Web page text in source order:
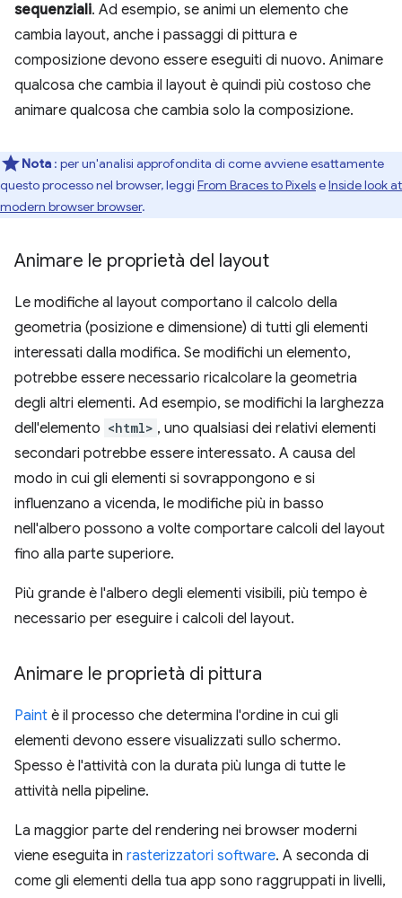
sequenziali. Ad esempio, se animi un elemento che
cambia layout, anche i passaggi di pittura e
composizione devono essere eseguiti di nuovo. Animare
qualcosa che cambia il layout è quindi più costoso che
animare qualcosa che cambia solo la composizione.
Nota : per un'analisi approfondita di come avviene esattamente
questo processo nel browser, leggi From Braces to PixelseInside look at
modern browser browser.
Animare le proprietà del layout
Le modifiche al layout comportano il calcolo della
geometria (posizione e dimensione) di tutti gli elementi
interessati dalla modifica. Se modifichi un elemento,
potrebbe essere necessario ricalcolare la geometria
degli altri elementi. Ad esempio, se modifichi la larghezza
dell'elemento <html> , uno qualsiasi dei relativi elementi
secondari potrebbe essere interessato. A causa del
modo in cui gli elementi si sovrappongono e si
influenzano a vicenda, le modifiche più in basso
nell'albero possono a volte comportare calcoli del layout
fino alla parte superiore.
Più grande è l'albero degli elementi visibili, più tempo è
necessario per eseguire i calcoli del layout.
Animare le proprietà di pittura
Paint è il processo che determina l'ordine in cui gli
elementi devono essere visualizzati sullo schermo.
Spesso è l'attività con la durata più lunga di tutte le
attività nella pipeline.
La maggior parte del rendering nei browser moderni
viene eseguita in rasterizzatori software. A seconda di
come gli elementi della tua app sono raggruppati in livelli,